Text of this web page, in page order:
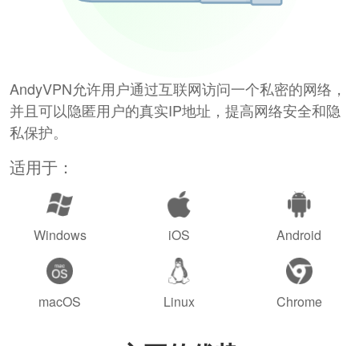
AndyVPN允许用户通过互联网访问一个私密的网络，
并且可以隐匿用户的真实IP地址，提高网络安全和隐
私保护。
适用于：
Windows iOS Android
macOS Linux Chrome